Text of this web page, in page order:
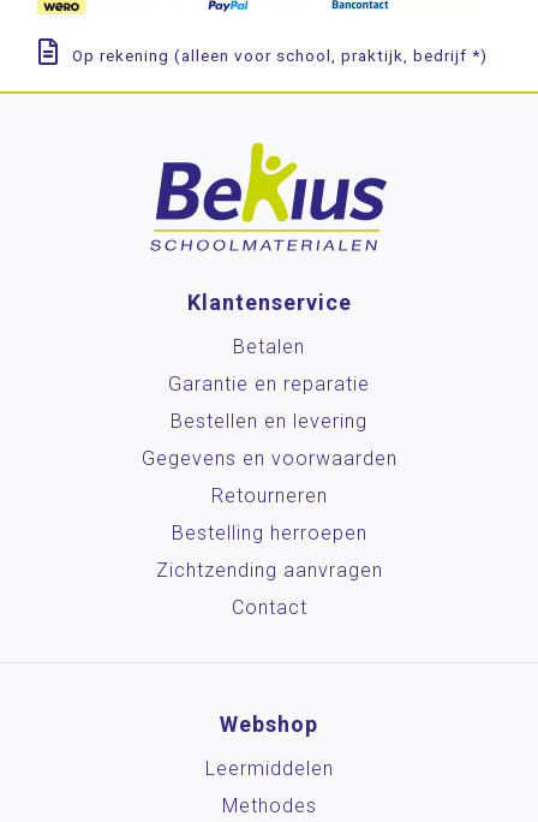
Op rekening (alleen voor school, praktijk, bedrijf *)
Klantenservice
Betalen
Garantie en reparatie
Bestellen en levering
Gegevens en voorwaarden
Retourneren
Bestelling herroepen
Zichtzending aanvragen
Contact
Webshop
Leermiddelen
Methodes